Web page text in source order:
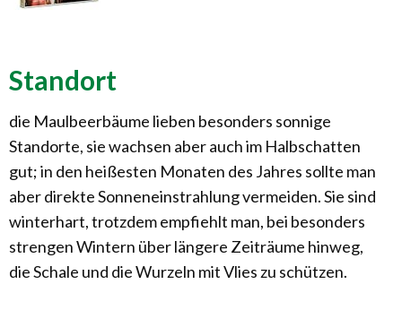
Standort
die Maulbeerbäume lieben besonders sonnige
Standorte, sie wachsen aber auch im Halbschatten
gut; in den heißesten Monaten des Jahres sollte man
aber direkte Sonneneinstrahlung vermeiden. Sie sind
winterhart, trotzdem empfiehlt man, bei besonders
strengen Wintern über längere Zeiträume hinweg,
die Schale und die Wurzeln mit Vlies zu schützen.